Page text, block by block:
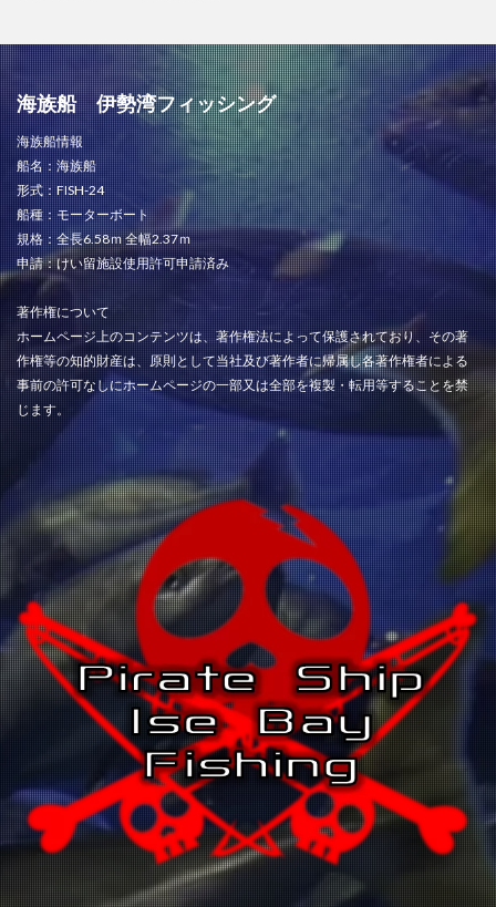
海族船 伊勢湾フィッシング
海族船情報
船名：海族船
形式：FISH-24
船種：モーターボート
規格：全長6.58ｍ 全幅2.37ｍ
申請：けい留施設使用許可申請済み
著作権について
ホームページ上のコンテンツは、著作権法によって保護されており、その著
作権等の知的財産は、原則として当社及び著作者に帰属し各著作権者による
事前の許可なしにホームページの一部又は全部を複製・転用等することを禁
じます。